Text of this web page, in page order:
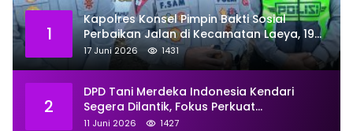
1
Kapolres Konsel Pimpin Bakti Sosial
Perbaikan Jalan di Kecamatan Laeya, 19
Titik Rusak Siap Ditambal
17 Juni 2026 1431
2
DPD Tani Merdeka Indonesia Kendari
Segera Dilantik, Fokus Perkuat
Pemberdayaan
11 Juni 2026 1427